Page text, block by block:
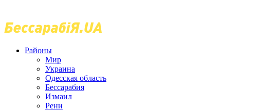
Районы
Мир
Украина
Одесская область
Бессарабия
Измаил
Рени